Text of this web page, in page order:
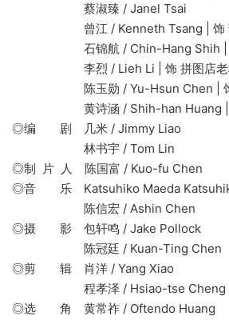
蔡淑臻 / Janel Tsai
曾江 / Kenneth Tsang | 饰 谢
石锦航 / Chin-Hang Shih |
李烈 / Lieh Li | 饰 拼图店老
陈玉勋 / Yu-Hsun Chen | 饰
黄诗涵 / Shih-han Huang |
◎编 剧 几米 / Jimmy Liao
林书宇 / Tom Lin
◎制 片 人 陈国富 / Kuo-fu Chen
◎音 乐 Katsuhiko Maeda
陈信宏 / Ashin Chen
◎摄 影 包轩鸣 / Jake Pollock
陈冠廷 / Kuan-Ting Chen
◎剪 辑 肖洋 / Yang Xiao
程孝泽 / Hsiao-tse Cheng
◎选 角 黄常祚 / Oftendo Huang